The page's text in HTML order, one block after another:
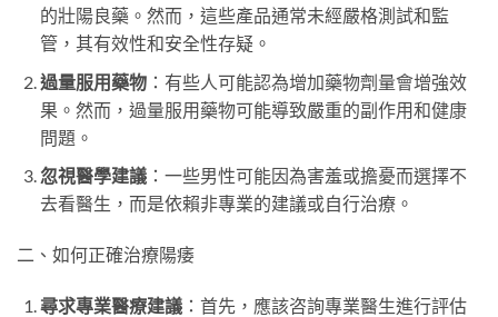
的壯陽良藥。然而，這些產品通常未經嚴格測試和監
管，其有效性和安全性存疑。
過量服用藥物：有些人可能認為增加藥物劑量會增強效
果。然而，過量服用藥物可能導致嚴重的副作用和健康
問題。
忽視醫學建議：一些男性可能因為害羞或擔憂而選擇不
去看醫生，而是依賴非專業的建議或自行治療。
二、如何正確治療陽痿
尋求專業醫療建議：首先，應該咨詢專業醫生進行評估